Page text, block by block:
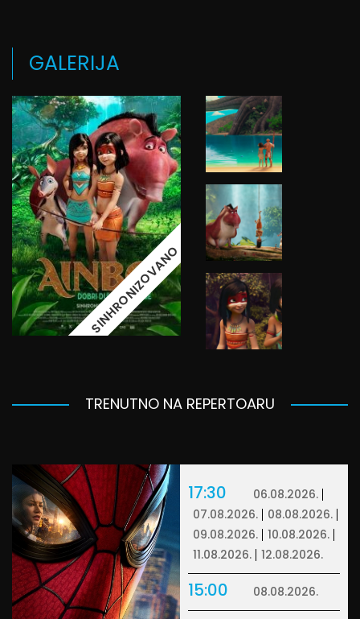
GALERIJA
SINHRONIZOVANO
TRENUTNO NA REPERTOARU
17:30
06.08.2026.
07.08.2026.
08.08.2026.
09.08.2026.
10.08.2026.
11.08.2026.
12.08.2026.
15:00 08.08.2026.